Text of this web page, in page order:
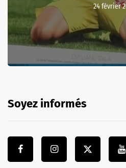
24 février
Soyez informés